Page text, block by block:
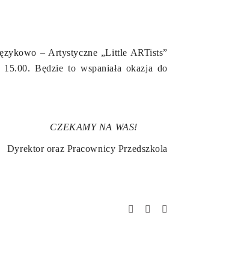
– Artystyczne „Little ARTists”
Będzie to wspaniała okazja do
CZEKAMY NA WAS!
Dyrektor oraz Pracownicy Przedszkola